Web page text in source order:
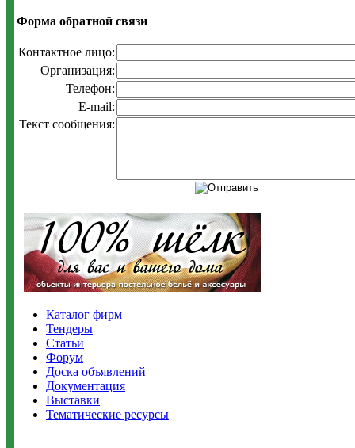
Форма обратной связи
Контактное лицо:
Организация:
Телефон:
E-mail:
Текст сообщения:
Каталог фирм
Тендеры
Статьи
Форум
Доска объявлений
Документация
Выставки
Тематические ресурсы